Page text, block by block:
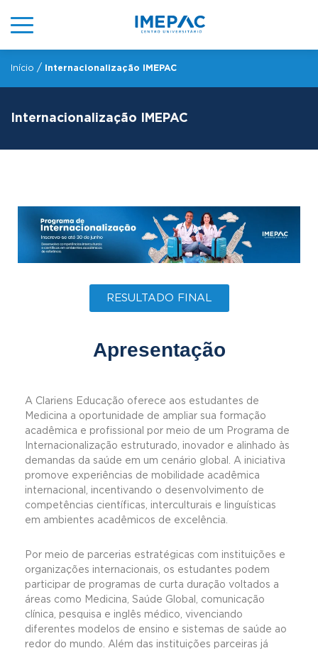
Início / Internacionalização IMEPAC
Internacionalização IMEPAC
RESULTADO FINAL
Apresentação
A Clariens Educação oferece aos estudantes de
Medicina a oportunidade de ampliar sua formação
acadêmica e profissional por meio de um Programa de
Internacionalização estruturado, inovador e alinhado às
demandas da saúde em um cenário global. A iniciativa
promove experiências de mobilidade acadêmica
internacional, incentivando o desenvolvimento de
competências científicas, interculturais e linguísticas
em ambientes acadêmicos de excelência.
Por meio de parcerias estratégicas com instituições e
organizações internacionais, os estudantes podem
participar de programas de curta duração voltados a
áreas como Medicina, Saúde Global, comunicação
clínica, pesquisa e inglês médico, vivenciando
diferentes modelos de ensino e sistemas de saúde ao
redor do mundo. Além das instituições parceiras já